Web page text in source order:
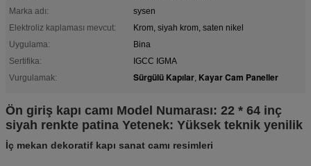
Marka adı:
sysen
Elektroliz kaplaması mevcut:
Krom, siyah krom, saten nikel
Uygulama:
Bina
Sertifika:
IGCC IGMA
Vurgulamak:
Sürgülü Kapılar, Kayar Cam Paneller
Ön giriş kapı camı Model Numarası: 22 * ​​64 inç
siyah renkte patina Yetenek: Yüksek teknik yenilik
İç mekan dekoratif kapı sanat camı resimleri